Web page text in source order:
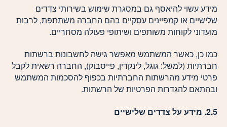
מידע עשוי להיאסף גם במסגרת שימוש בשירותי צדדים
שלישיים או קמפיינים עסקיים בהם החברה משתתפת, לרבות
מועדוני לקוחות משותפים ושיתופי פעולה מסחריים.
כמו כן, כאשר המשתמש מאפשר גישה לחשבונות ברשתות
חברתיות (למשל: גוגל, לינקדין, פייסבוק), החברה רשאית לקבל
פרטי מידע מהרשתות החברתיות בכפוף להסכמות המשתמש
ובהתאם להגדרות הפרטיות של הרשתות.
2.5. מידע על צדדים שלישיים